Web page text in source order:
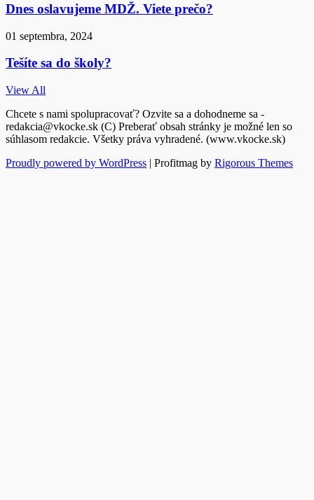
Dnes oslavujeme MDŽ. Viete prečo?
01 septembra, 2024
Tešíte sa do školy?
View All
Chcete s nami spolupracovať? Ozvite sa a dohodneme sa -
redakcia@vkocke.sk (C) Preberať obsah stránky je možné len so
súhlasom redakcie. Všetky práva vyhradené. (www.vkocke.sk)
Proudly powered by WordPress | Profitmag by Rigorous Themes